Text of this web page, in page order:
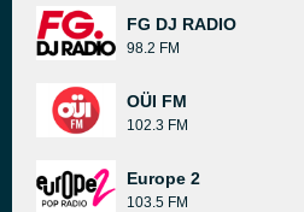
FG DJ RADIO
98.2 FM
OÜI FM
102.3 FM
Europe 2
103.5 FM